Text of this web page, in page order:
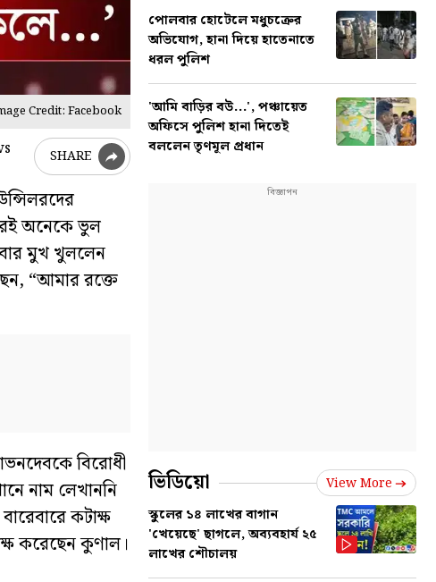
Credit: Facebook
SHARE
অনেকে ভুল
মুখ খুললেন
“আমার রক্তে
বিরোধী
নাম লেখাননি
কটাক্ষ
করেছেন কুণাল।
পোলবার হোটেলে মধুচক্রের
অভিযোগ, হানা দিয়ে হাতেনাতে
ধরল পুলিশ
'আমি বাড়ির বউ...', পঞ্চায়েত
অফিসে পুলিশ হানা দিতেই
বললেন তৃণমূল প্রধান
ভিডিয়ো View More
স্কুলের ১৪ লাখের বাগান
'খেয়েছে' ছাগলে, অব্যবহার্য ২৫
লাখের শৌচালয়